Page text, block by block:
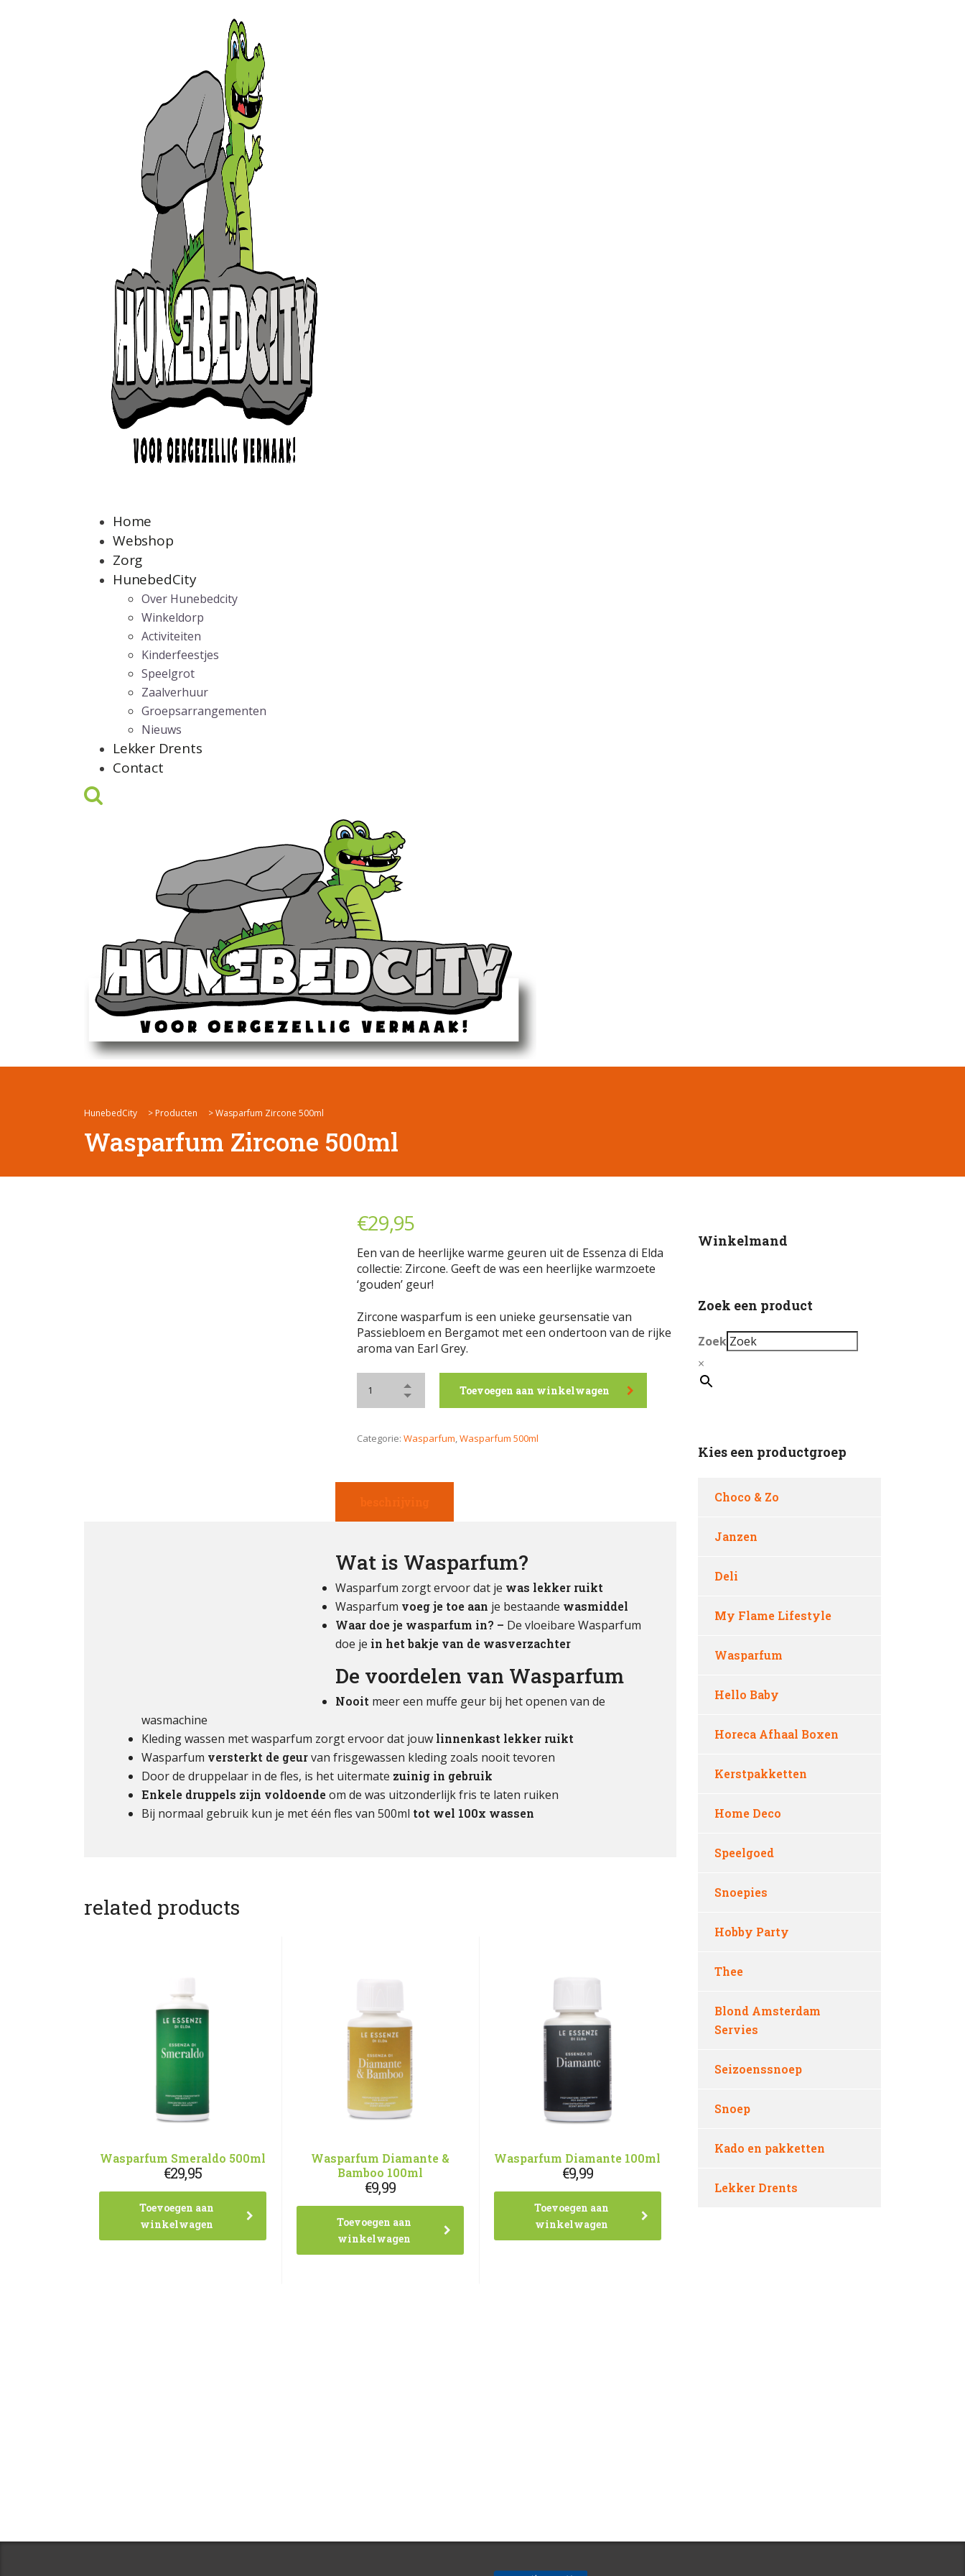
Home
Webshop
Zorg
HunebedCity
Over Hunebedcity
Winkeldorp
Activiteiten
Kinderfeestjes
Speelgrot
Zaalverhuur
Groepsarrangementen
Nieuws
Lekker Drents
Contact
HunebedCity > Producten >Wasparfum Zircone 500ml
Wasparfum Zircone 500ml
€29,95
Een van de heerlijke warme geuren uit de Essenza di Elda
collectie: Zircone. Geeft de was een heerlijke warmzoete
‘gouden’ geur!
Zircone wasparfum is een unieke geursensatie van
Passiebloem en Bergamot met een ondertoon van de rijke
aroma van Earl Grey.
Toevoegen aan winkelwagen
Categorie: Wasparfum,Wasparfum 500ml
Wat is Wasparfum?
Wasparfum zorgt ervoor dat je was lekker ruikt
Wasparfum voeg je toe aan je bestaande wasmiddel
Waar doe je wasparfum in? – De vloeibare Wasparfum
doe je in het bakje van de wasverzachter
De voordelen van Wasparfum
Nooit meer een muffe geur bij het openen van de
wasmachine
Kleding wassen met wasparfum zorgt ervoor dat jouw linnenkast lekker ruikt
Wasparfum versterkt de geurvan frisgewassen kleding zoals nooit tevoren
Door de druppelaar in de fles, is het uitermate zuinig in gebruik
Enkele druppels zijn voldoendeom de was uitzonderlijk fris te laten ruiken
Bij normaal gebruik kun je met één fles van 500ml tot wel 100x wassen
related products
Wasparfum Smeraldo 500ml
€29,95
Toevoegen aan
winkelwagen
Wasparfum Diamante &
Bamboo 100ml
€9,99
Toevoegen aan
winkelwagen
Wasparfum Diamante 100ml
€9,99
Toevoegen aan
winkelwagen
Winkelmand
Zoek een product
Zoek
×
Kies een productgroep
Choco & Zo
Janzen
Deli
My Flame Lifestyle
Wasparfum
Hello Baby
Horeca Afhaal Boxen
Kerstpakketten
Home Deco
Speelgoed
Snoepies
Hobby Party
Thee
Blond Amsterdam
Servies
Seizoenssnoep
Snoep
Kado en pakketten
Lekker Drents